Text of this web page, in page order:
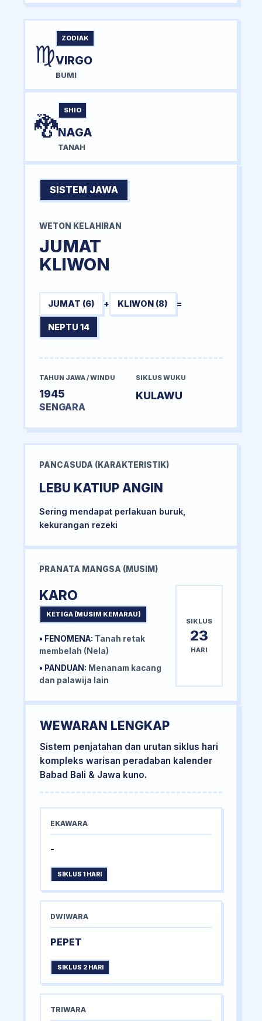
♍
ZODIAK
VIRGO
BUMI
🐉
SHIO
NAGA
TANAH
SISTEM JAWA
WETON KELAHIRAN
JUMAT
KLIWON
JUMAT (6) + KLIWON (8) =
NEPTU 14
TAHUN JAWA / WINDU
1945
SENGARA
SIKLUS WUKU
KULAWU
PANCASUDA (KARAKTERISTIK)
LEBU KATIUP ANGIN
Sering mendapat perlakuan buruk,
kekurangan rezeki
PRANATA MANGSA (MUSIM)
KARO
KETIGA (MUSIM KEMARAU)
• FENOMENA: Tanah retak
membelah (Nela)
• PANDUAN: Menanam kacang
dan palawija lain
SIKLUS
23
HARI
WEWARAN LENGKAP
Sistem penjatahan dan urutan siklus hari
kompleks warisan peradaban kalender
Babad Bali & Jawa kuno.
EKAWARA
-
SIKLUS 1 HARI
DWIWARA
PEPET
SIKLUS 2 HARI
TRIWARA